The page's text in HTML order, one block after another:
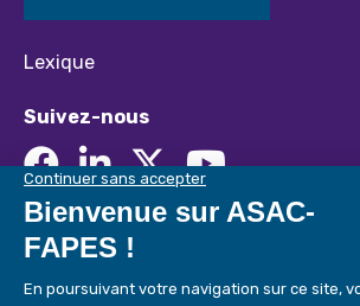
Lexique
Suivez-nous
Mentions Légales
Politique de
Vigilance Fraude
Tous droits réservés © ASAC FAPES